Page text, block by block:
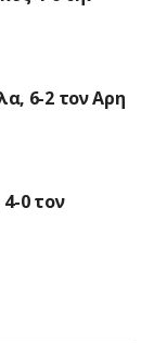
6-2 τον Αρη
0 τον